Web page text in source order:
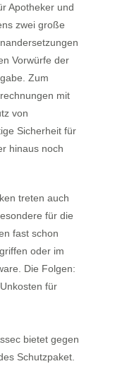
Apotheker und
zwei große
Vorwürfe der
Zum
mit
von
Sicherheit für
hinaus noch
treten auch
für die
fast schon
oder im
Die Folgen:
für
bietet gegen
Schutzpaket.